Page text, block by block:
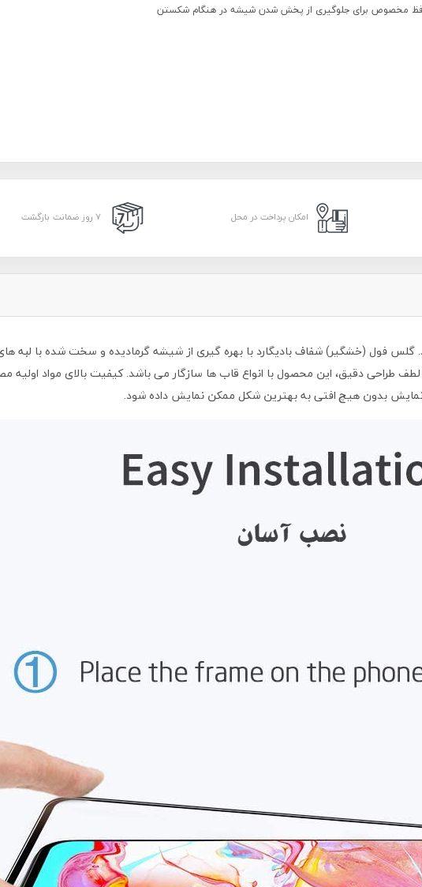
مخصوص برای جلوگیری از پخش شدن شیشه در هنگام شکستن
امکان پرداخت در محل ۷ روز ضمانت بازگشت
طراحی دقیق، این محصول با انواع قاب ها سازگار می باشد. کیفیت بالای مواد
بدون هیچ افتی به بهترین شکل ممکن نمایش داده شود.